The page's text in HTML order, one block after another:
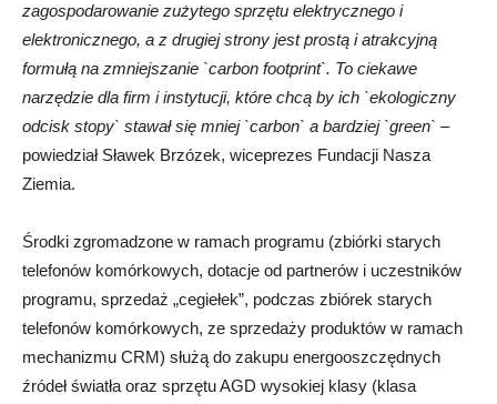
zagospodarowanie zużytego sprzętu elektrycznego i
elektronicznego, a z drugiej strony jest prostą i atrakcyjną
formułą na zmniejszanie `carbon footprint`. To ciekawe
narzędzie dla firm i instytucji, które chcą by ich `ekologiczny
odcisk stopy` stawał się mniej `carbon` a bardziej `green` –
powiedział Sławek Brzózek, wiceprezes Fundacji Nasza
Ziemia.
Środki zgromadzone w ramach programu (zbiórki starych
telefonów komórkowych, dotacje od partnerów i uczestników
programu, sprzedaż „cegiełek”, podczas zbiórek starych
telefonów komórkowych, ze sprzedaży produktów w ramach
mechanizmu CRM) służą do zakupu energooszczędnych
źródeł światła oraz sprzętu AGD wysokiej klasy (klasa